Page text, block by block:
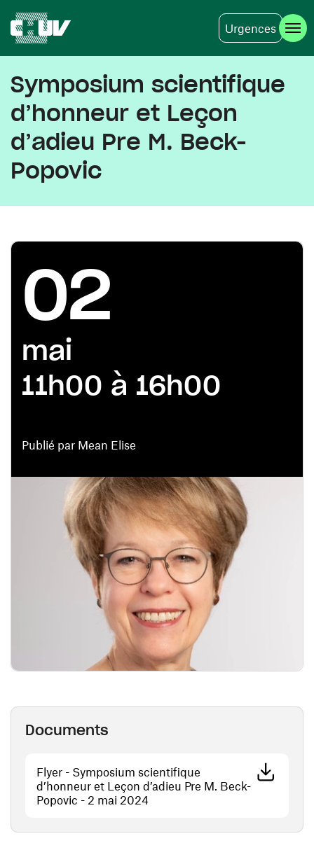
Urgences
Symposium scientifique
d’honneur et Leçon
d’adieu Pre M. Beck-
Popovic
Publié par Mean Elise
02
mai
11h00 à 16h00
Documents
Flyer - Symposium scientifique
d’honneur et Leçon d’adieu Pre M. Beck-
Popovic - 2 mai 2024(ouvre une nouvelle fenêtre)